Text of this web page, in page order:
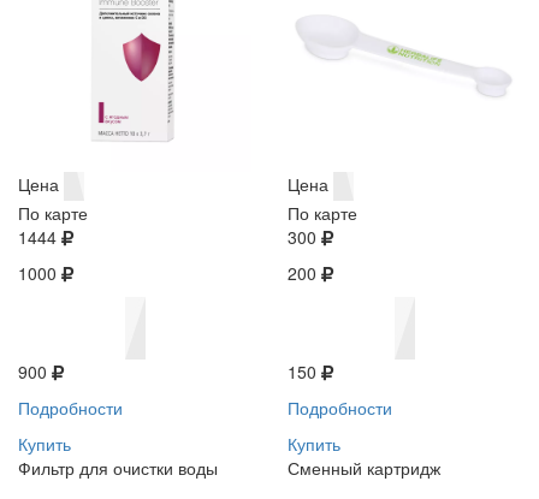
Цена
По карте
1444
1000
900
Подробности
Купить
Цена
По карте
300
200
150
Подробности
Купить
Фильтр для очистки воды
Сменный картридж